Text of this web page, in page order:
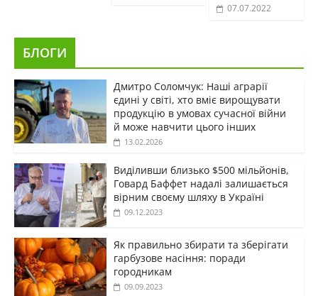
07.07.2022
БЛОГИ
Дмитро Соломчук: Наші аграрії
єдині у світі, хто вміє вирощувати
продукцію в умовах сучасної війни
й може навчити цього інших
13.02.2026
Виділивши близько $500 мільйонів,
Говард Баффет надалі залишається
вірним своєму шляху в Україні
09.12.2023
Як правильно збирати та зберігати
гарбузове насіння: поради
городникам
09.09.2023